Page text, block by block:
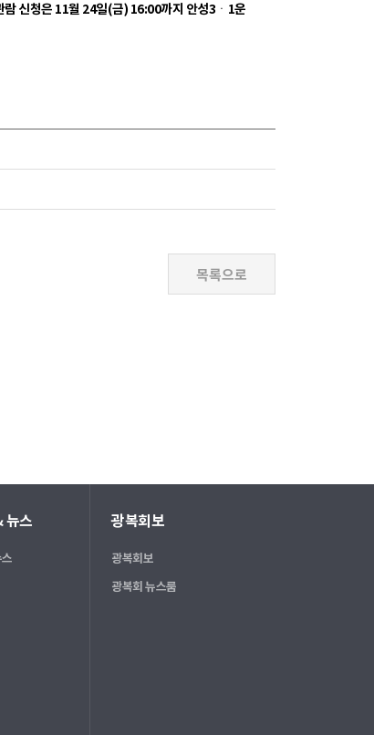
람 신청은 11월 24일(금) 16:00까지 안성3ㆍ1운
뉴스 광복회보
광복회보
광복회 뉴스룸